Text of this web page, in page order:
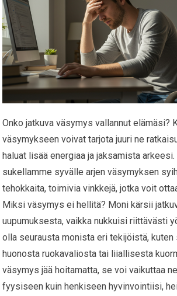
Onko jatkuva väsymys vallannut elämäsi?
väsymykseen voivat tarjota juuri ne
haluat lisää energiaa ja jaksamista
sukellamme syvälle arjen väsymyksen
tehokkaita, toimivia vinkkejä, jotka voit
Miksi väsymys ei hellitä? Moni kärsii
uupumuksesta, vaikka nukkuisi riittävästi
olla seurausta monista eri tekijöistä,
huonosta ruokavaliosta tai liiallisesta
väsymys jää hoitamatta, se voi vaikuttaa
fyysiseen kuin henkiseen hyvinvointiisi,